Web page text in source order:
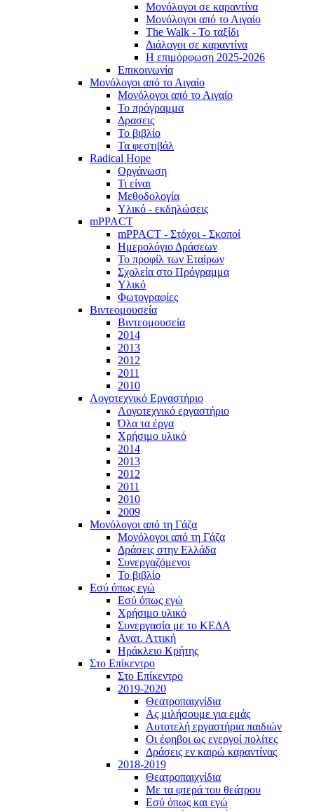
Μονόλογοι σε καραντίνα
Μονόλογοι από το Αιγαίο
The Walk - Το ταξίδι
Διάλογοι σε καραντίνα
Η επιμόρφωση 2025-2026
Επικοινωνία
Μονόλογοι από το Αιγαίο
Μονόλογοι από το Αιγαίο
Το πρόγραμμα
Δρασεις
Το βιβλίο
Τα φεστιβάλ
Radical Hope
Οργάνωση
Τι είναι
Μεθοδολογία
Υλικό - εκδηλώσεις
mPPACT
mPPACT - Στόχοι - Σκοποί
Ημερολόγιο Δράσεων
Το προφίλ των Εταίρων
Σχολεία στο Πρόγραμμα
Υλικό
Φωτογραφίες
Βιντεομουσεία
Βιντεομουσεία
2014
2013
2012
2011
2010
Λογοτεχνικό Εργαστήριο
Λογοτεχνικό εργαστήριο
Όλα τα έργα
Χρήσιμο υλικό
2014
2013
2012
2011
2010
2009
Μονόλογοι από τη Γάζα
Μονόλογοι από τη Γάζα
Δράσεις στην Ελλάδα
Συνεργαζόμενοι
To βιβλίο
Εσύ όπως εγώ
Εσύ όπως εγώ
Χρήσιμο υλικό
Συνεργασία με το ΚΕΔΑ
Ανατ. Αττική
Ηράκλειο Κρήτης
Στο Επίκεντρο
Στο Επίκεντρο
2019-2020
Θεατροπαιχνίδια
Ας μιλήσουμε για εμάς
Αυτοτελή εργαστήρια παιδιών
Οι έφηβοι ως ενεργοί πολίτες
Δράσεις εν καιρώ καραντίνας
2018-2019
Θεατροπαιχνίδια
Με τα φτερά του θεάτρου
Εσύ όπως και εγώ